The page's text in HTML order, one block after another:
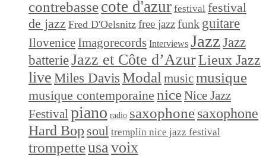
contrebassecote d'azur festival festival
de jazz Fred D'Oelsnitz free jazzfunk guitare
Ilovenice Imagorecords Interviews Jazz Jazz
batterieJazz et Côte d’AzurLieux Jazz
live Miles Davis Modal musicmusique
musique contemporaine niceNice Jazz
Festivalpiano radio saxophonesaxophone
Hard Bop soul tremplin nice jazz festival
trompetteusavoix